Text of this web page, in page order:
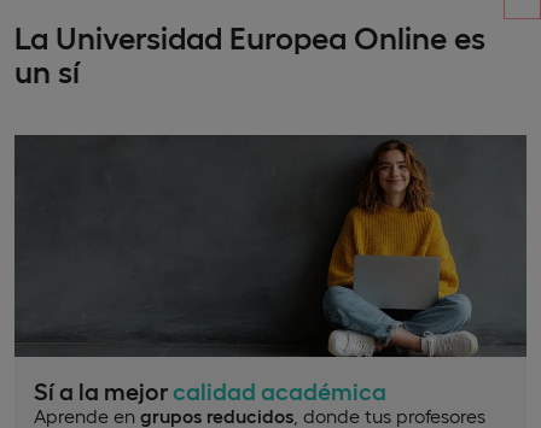
La Universidad Europea Online es
un sí
Sí a la mejorcalidad académica
Aprende en grupos reducidos , donde tus profesores